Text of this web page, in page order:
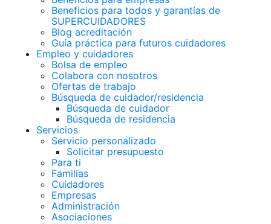
Beneficios para todos y garantías de
SUPERCUIDADORES
Blog acreditación
Guía práctica para futuros cuidadores
Empleo y cuidadores
Bolsa de empleo
Colabora con nosotros
Ofertas de trabajo
Búsqueda de cuidador/residencia
Búsqueda de cuidador
Búsqueda de residencia
Servicios
Servicio personalizado
Solicitar presupuesto
Para ti
Familias
Cuidadores
Empresas
Administración
Asociaciones